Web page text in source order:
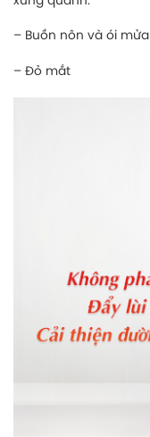
– Buồn nôn và ói mửa
– Đỏ mắt